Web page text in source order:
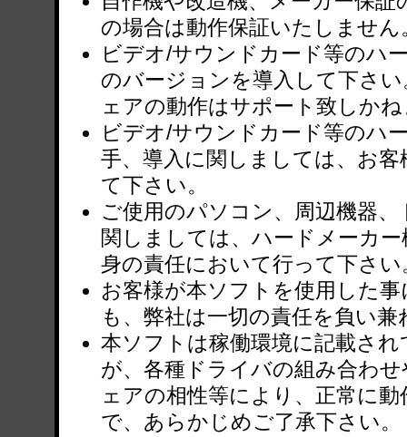
の場合は動作保証いたしません
ビデオ/サウンドカード等のハ
のバージョンを導入して下さ
ェアの動作はサポート致しか
ビデオ/サウンドカード等のハ
手、導入に関しましては、お
て下さい。
ご使用のパソコン、周辺機器
関しましては、ハードメーカ
身の責任において行って下さい
お客様が本ソフトを使用した
も、弊社は一切の責任を負い兼
本ソフトは稼働環境に記載さ
が、各種ドライバの組み合わ
ェアの相性等により、正常に
で、あらかじめご了承下さい。